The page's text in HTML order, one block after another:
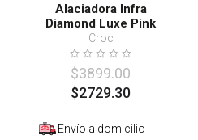
Alaciadora Infra
Diamond Luxe Pink
Croc
$3899.00
$2729.30
Envío a domicilio